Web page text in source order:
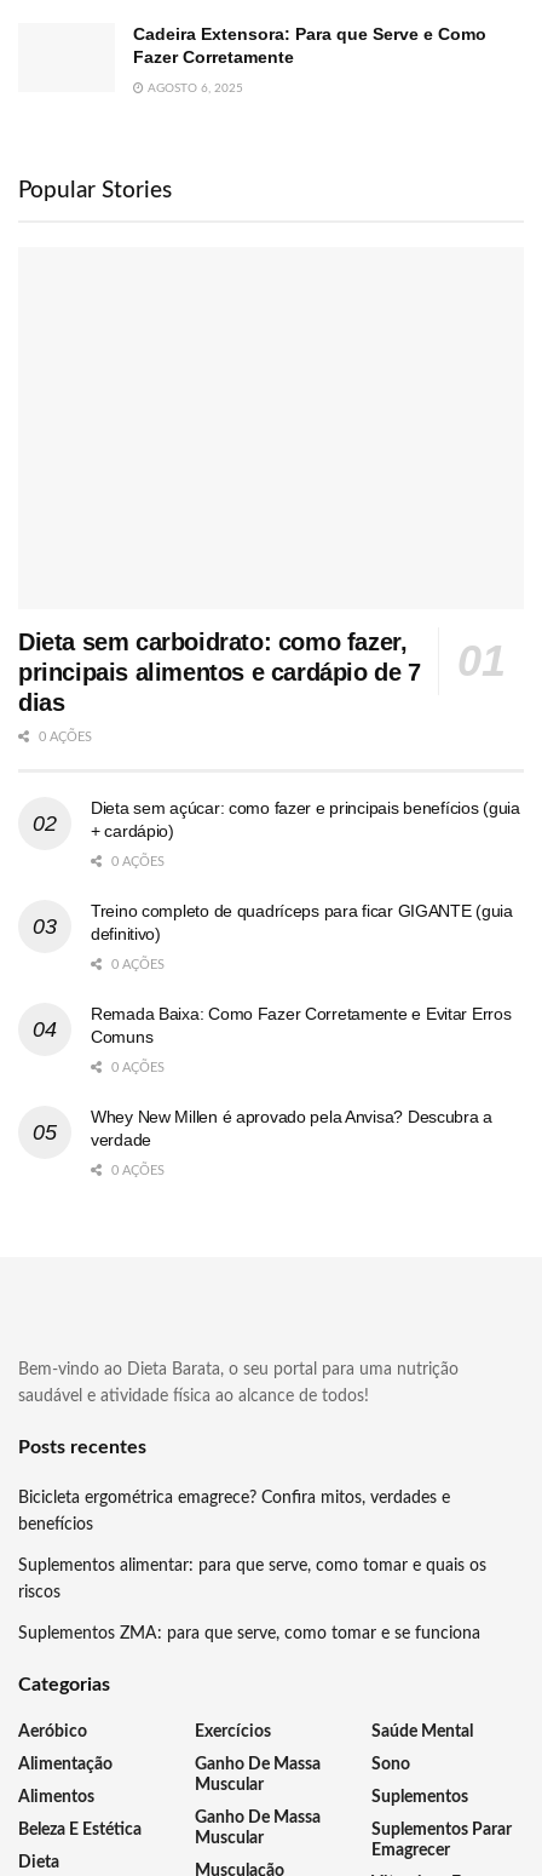
Cadeira Extensora: Para que Serve e Como
Fazer Corretamente
AGOSTO 6, 2025
Popular Stories
Dieta sem carboidrato: como fazer,
principais alimentos e cardápio de 7
dias
0 AÇÕES
Dieta sem açúcar: como fazer e principais benefícios (guia
+ cardápio)
0 AÇÕES
Treino completo de quadríceps para ficar GIGANTE (guia
definitivo)
0 AÇÕES
Remada Baixa: Como Fazer Corretamente e Evitar Erros
Comuns
0 AÇÕES
Whey New Millen é aprovado pela Anvisa? Descubra a
verdade
0 AÇÕES
Bem-vindo ao Dieta Barata, o seu portal para uma nutrição
saudável e atividade física ao alcance de todos!
Posts recentes
Bicicleta ergométrica emagrece? Confira mitos, verdades e
benefícios
Suplementos alimentar: para que serve, como tomar e quais os
riscos
Suplementos ZMA: para que serve, como tomar e se funciona
Categorias
Aeróbico
Alimentação
Alimentos
Beleza E Estética
Dieta
Exercícios
Ganho De Massa
Muscular
Ganho De Massa
Muscular
Musculação
Saúde Mental
Sono
Suplementos
Suplementos Parar
Emagrecer